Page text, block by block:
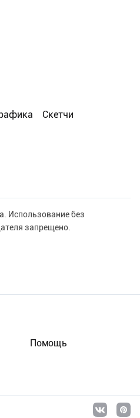
Скетчи
Использование без
запрещено.
Помощь